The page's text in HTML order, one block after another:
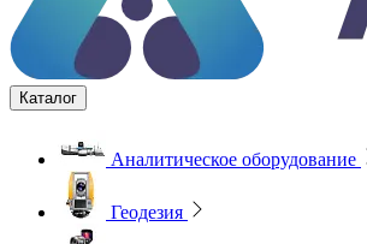
Каталог
Аналитическое оборудование
Геодезия